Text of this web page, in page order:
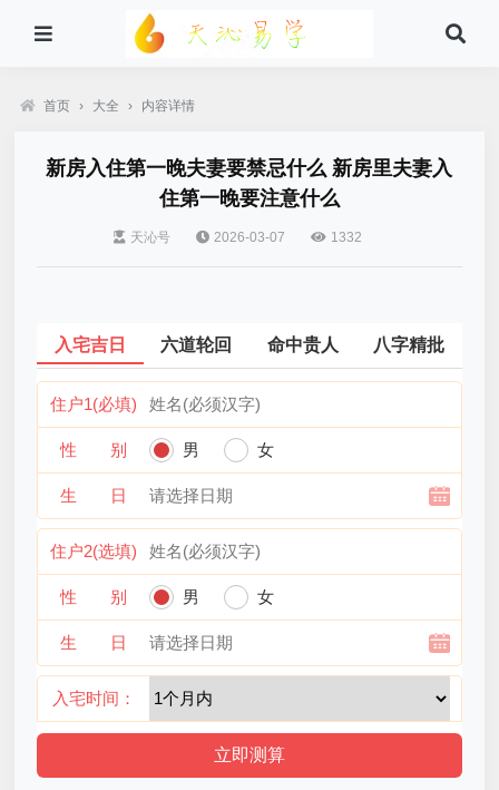
首页 › 大全 › 内容详情
新房入住第一晚夫妻要禁忌什么 新房里夫妻入
住第一晚要注意什么
天沁号 2026-03-07 1332
入宅吉日 六道轮回 命中贵人 八字精批
住户1(必填)
性 别 男 女
生 日
住户2(选填)
性 别 男 女
生 日
入宅时间：